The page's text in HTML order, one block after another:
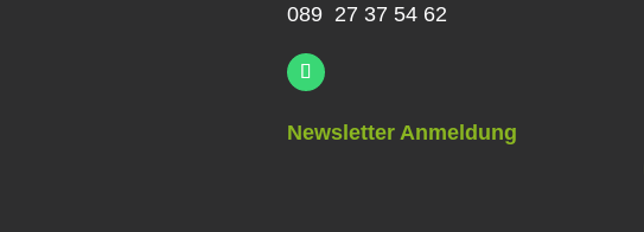
089 27 37 54 62
Newsletter Anmeldung